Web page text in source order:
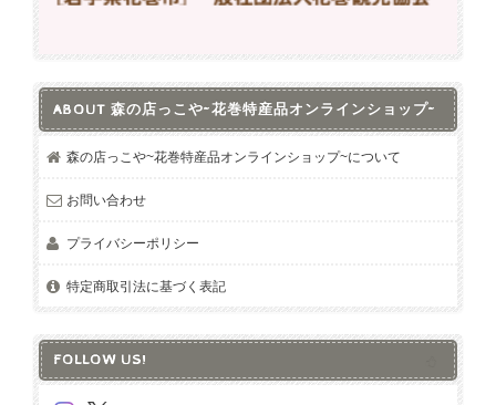
ABOUT 森の店っこや~花巻特産品オンラインショップ~
森の店っこや~花巻特産品オンラインショップ~について
お問い合わせ
プライバシーポリシー
特定商取引法に基づく表記
FOLLOW US!